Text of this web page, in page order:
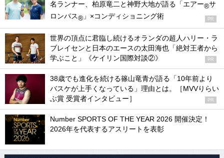
名ランナー、柏原竜二と神野大地が語る「エアー®サ
ロンパス® 」×コンディショニング術 PR
世界の頂点に君臨し続けるオランダの超人ハリー・ラ
ブレイセンと日本のエースの太田海也「絶対王者から
学ぶこと」《ケイリン国際対談②》
PR
38歳でも進化を続ける篠山竜青が語る「10年前より
バスケが上手くなっている」理由とは。［MVVりらい
ぶ賞 受賞者インタビュー］
PR
Number SPORTS OF THE YEAR 2026 開催決定！
2026年を代表するアスリートを表彰